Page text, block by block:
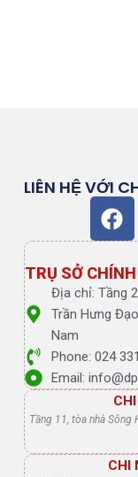
LIÊN HỆ VỚI
TRỤ SỞ CHÍNH
​​Địa chỉ: Tầng
Trần Hưng
Nam
Phone: 024
Email:
Tầng 11, tòa nhà Sông
CHI